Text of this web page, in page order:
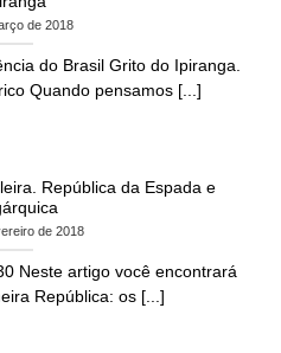
de 2018
do Brasil Grito do Ipiranga.
Quando pensamos [...]
República da Espada e
de 2018
Neste artigo você encontrará
República: os [...]